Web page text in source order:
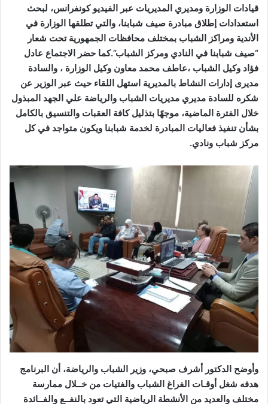
قيادات الوزارة ومديري المديريات عبر الفيديو كونفرانس، لبحث
استعدادات إطلاق مبادرة صيف شبابنا، والتي تطلقها الوزارة في
الأندية ومراكز الشباب بمختلف محافظات الجمهورية تحت شعار
“صيف شبابنا في النادي ومركز الشباب”.كما حضر الاجتماع عادل
فؤاد وكيل الشباب ،عاطف محمد معاون وكيل الوزارة ، والسادة
مديرى إدارات النشاط بالمديرية استهل اللقاء حيث عبر الوزير عن
شكره للسادة مديري مديريات الشباب والرياضة علي الجهد المبذول
خلال الفترة الماضية، موجهًا بتذليل كافة العقبات والتنسيق بالكامل
بشأن تنفيذ فعاليات المبادرة لخدمة شبابنا ويكون متواجد في كل
مركز شباب ونادي.
وأوضح الدكتور أشرف صبحي، وزير الشباب والرياضة، أن البرنامج
هدفه شغل أوقـات الفراغ الشباب والفتيات من خــلال ممارسة
مختلف والعديد من الأنشطة الرياضية التي تعود بالنفــع والفــائدة